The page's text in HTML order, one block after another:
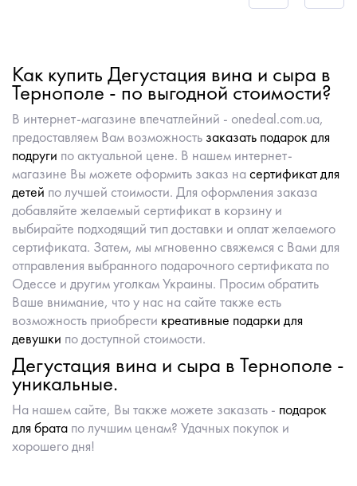
Как купить Дегустация вина и сыра в
Тернополе - по выгодной стоимости?
В интернет-магазине впечатлейний - onedeal.com.ua,
предоставляем Вам возможность заказать подарок для
подруги по актуальной цене. В нашем интернет-
магазине Вы можете оформить заказ насертификат для
детей по лучшей стоимости. Для оформления заказа
добавляйте желаемый сертификат в корзину и
выбирайте подходящий тип доставки и оплат желаемого
сертификата. Затем, мы мгновенно свяжемся с Вами для
отправления выбранного подарочного сертификата по
Одессе и другим уголкам Украины. Просим обратить
Ваше внимание, что у нас на сайте также есть
возможность приобрести креативные подарки для
девушки по доступной стоимости.
Дегустация вина и сыра в Тернополе -
уникальные.
На нашем сайте, Вы также можете заказать - подарок
для брата по лучшим ценам? Удачных покупок и
хорошего дня!